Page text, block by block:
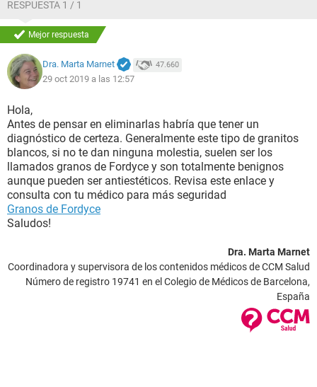
RESPUESTA 1 / 1
Mejor respuesta
Dra. Marta Marnet 47.660
29 oct 2019 a las 12:57
Hola,
Antes de pensar en eliminarlas habría que tener un
diagnóstico de certeza. Generalmente este tipo de granitos
blancos, si no te dan ninguna molestia, suelen ser los
llamados granos de Fordyce y son totalmente benignos
aunque pueden ser antiestéticos. Revisa este enlace y
consulta con tu médico para más seguridad
Granos de Fordyce
Saludos!
Dra. Marta Marnet
Coordinadora y supervisora de los contenidos médicos de CCM Salud
Número de registro 19741 en el Colegio de Médicos de Barcelona,
España